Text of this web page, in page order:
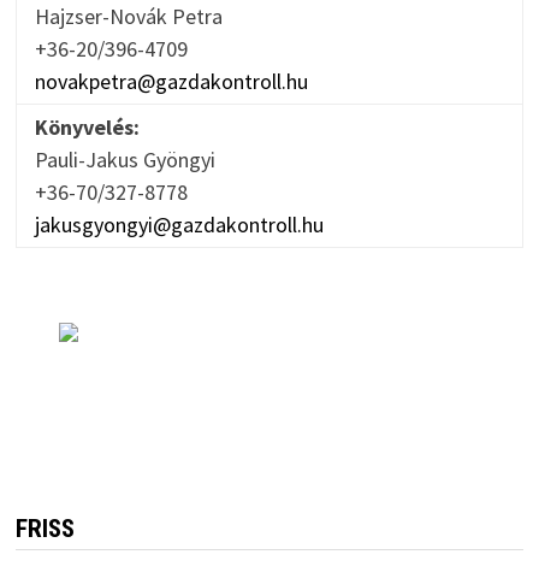
Hajzser-Novák Petra
+36-20/396-4709
novakpetra@gazdakontroll.hu
Könyvelés:
Pauli-Jakus Gyöngyi
+36-70/327-8778
jakusgyongyi@gazdakontroll.hu
FRISS